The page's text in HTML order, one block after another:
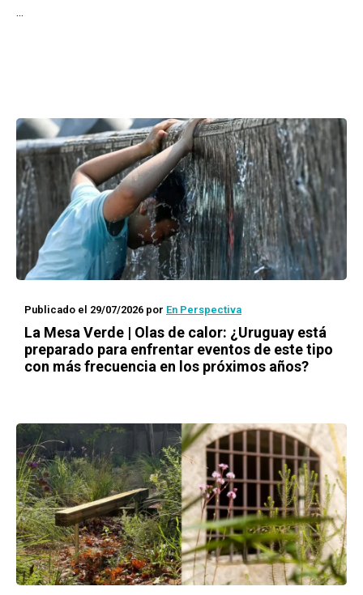
…
Publicado el 29/07/2026 por En Perspectiva
La Mesa Verde | Olas de calor: ¿Uruguay está
preparado para enfrentar eventos de este tipo
con más frecuencia en los próximos años?